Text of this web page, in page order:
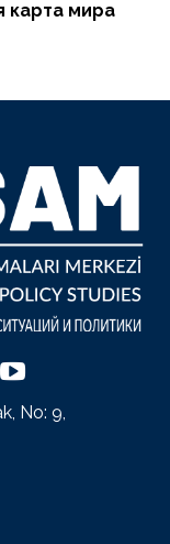
карта мира
No: 9,